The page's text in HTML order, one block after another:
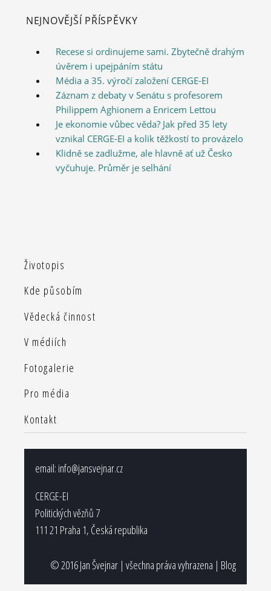
NEJNOVĚJŠÍ PŘÍSPĚVKY
Recese si ordinujeme sami. Zbytečně drahým
úvěrem i upejpáním státu
Média a 35. výročí založení CERGE-EI
Záznam z debaty v Senátu s profesorem
Philippem Aghionem a Enricem Lettou
Je ekonomie vůbec věda? Jak před 35 lety
vznikal CERGE-EI a kolik těžkostí to provázelo
Klidně se zadlužme, ale hlavně ať už Česko
vyčuhuje. Průměr je selhání
Životopis
Kde působím
Vědecká činnost
V médiích
Fotogalerie
Pro média
Kontakt
email: info@jansvejnar.cz
CERGE-EI
Politických vězňů 7
111 21 Praha 1, Česká republika
© 2016 Jan Švejnar | všechna práva vyhrazena | Blog